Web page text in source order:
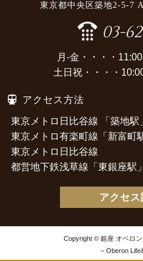
東京都中央区築地2-5-7
03-
月-金・・・・
土日祝・・・・
アクセス方法
東京メトロ日比谷線 「築地駅
東京メトロ有楽町線「新富町
東京メトロ日比谷線
都営地下鉄浅草線「東銀座駅」
アクセ
Copyright © 銀座 オベロ
– Oberon